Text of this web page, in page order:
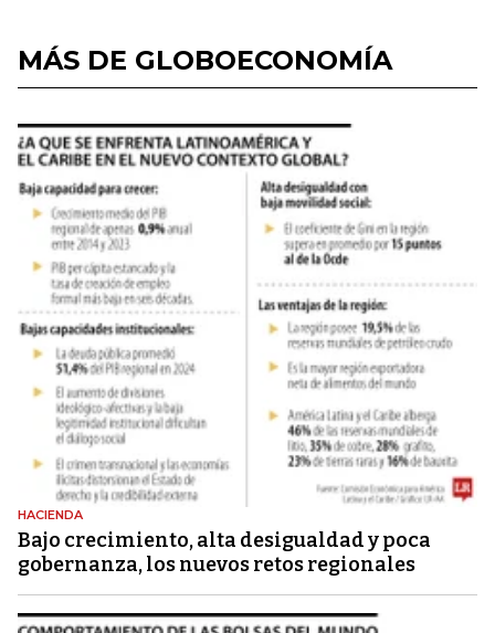
MÁS DE GLOBOECONOMÍA
HACIENDA
Bajo crecimiento, alta desigualdad y poca
gobernanza, los nuevos retos regionales